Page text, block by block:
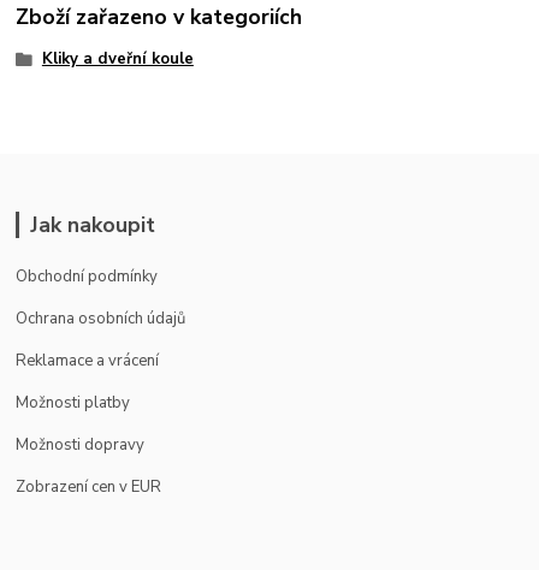
Zboží zařazeno v kategoriích
Kliky a dveřní koule
Jak nakoupit
Obchodní podmínky
Ochrana osobních údajů
Reklamace a vrácení
Možnosti platby
Možnosti dopravy
Zobrazení cen v EUR